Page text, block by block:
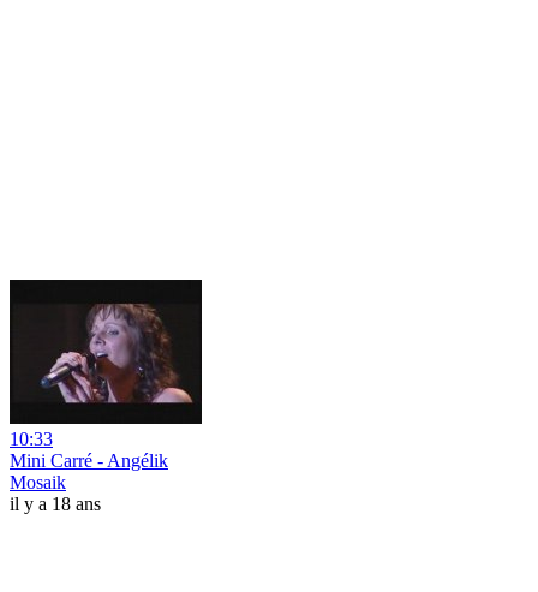
10:33
Mini Carré - Angélik
Mosaik
il y a 18 ans